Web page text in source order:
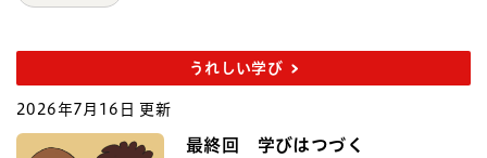
うれしい学び
2026年7月16日 更新
最終回 学びはつづく